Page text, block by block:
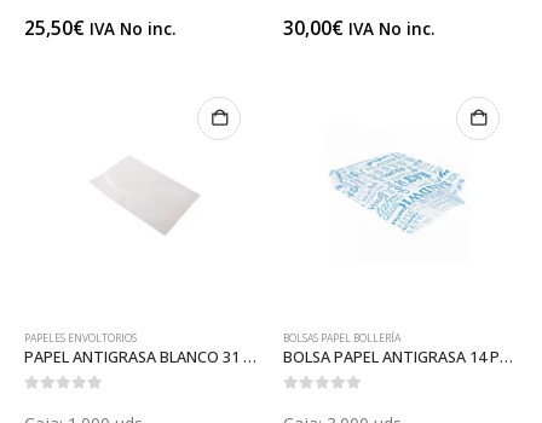
25,50€ IVA No inc. 30,00€ IVA No inc.
PAPELES ENVOLTORIOS
PAPEL ANTIGRASA BLANCO 31 (B079)
BOLSAS PAPEL BOLLERÍA
BOLSA PAPEL ANTIGRASA 14 PAROLE (BPP17)